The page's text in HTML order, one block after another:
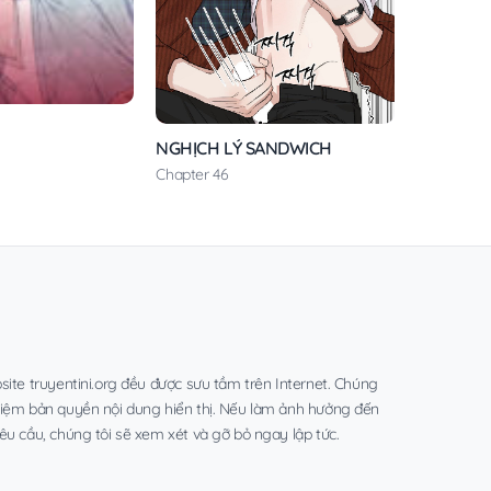
NGHỊCH LÝ SANDWICH
Chapter 46
truyentini.org đều được sưu tầm trên Internet. Chúng
bản quyền nội dung hiển thị. Nếu làm ảnh hưởng đến
cầu, chúng tôi sẽ xem xét và gỡ bỏ ngay lập tức.